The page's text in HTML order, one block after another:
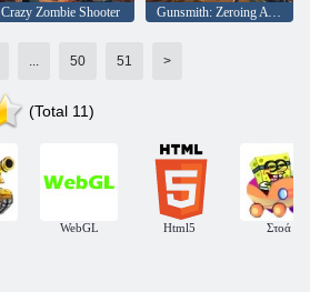
Crazy Zombie Shooter
50 51 >
(Total 11)
WebGL Html5 Στοά